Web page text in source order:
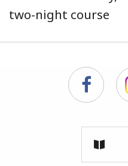
two-night course